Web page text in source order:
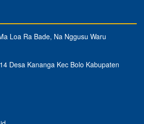
Loa Ra Bade, Na Nggusu Waru
Desa Kananga Kec Bolo Kabupaten